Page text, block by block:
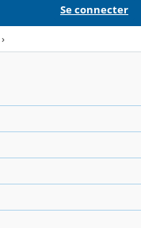
Se connecter
›